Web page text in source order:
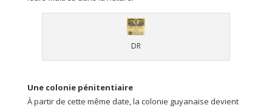
DR
Une colonie pénitentiaire
À partir de cette même date, la colonie guyanaise devient